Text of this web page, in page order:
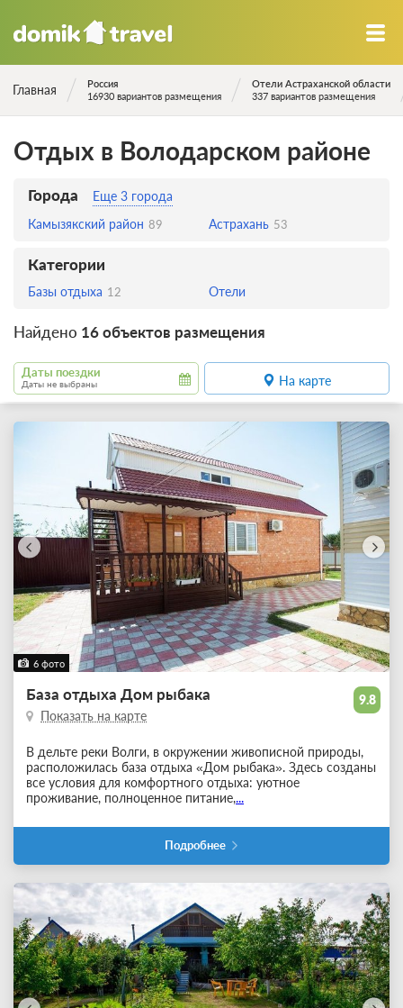
Главная
Россия
16930 вариантов размещения
Отели Астраханской области
337 вариантов размещения
Отдых в Володарском районе
Города
Еще 3 города
Камызякский район 89 Астрахань 53
Категории
Базы отдыха 12 Отели
Найдено 16 объектов размещения
Даты поездки
Даты не выбраны На карте
6 фото
9.8
База отдыха Дом рыбака
Показать на карте
В дельте реки Волги, в окружении живописной природы,
расположилась база отдыха «Дом рыбака». Здесь созданы
все условия для комфортного отдыха: уютное
проживание, полноценное питание,...
Подробнее